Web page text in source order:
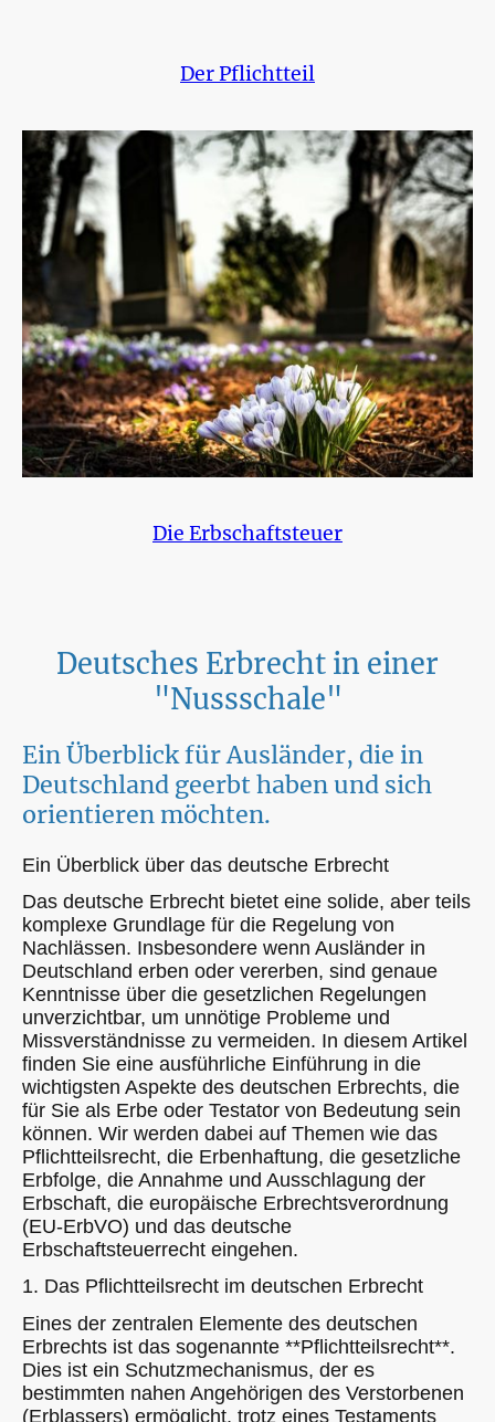
Der Pflichtteil
Die Erbschaftsteuer
Deutsches Erbrecht in einer
"Nussschale"
Ein Überblick für Ausländer, die in
Deutschland geerbt haben und sich
orientieren möchten.
Ein Überblick über das deutsche Erbrecht
Das deutsche Erbrecht bietet eine solide, aber teils
komplexe Grundlage für die Regelung von
Nachlässen. Insbesondere wenn Ausländer in
Deutschland erben oder vererben, sind genaue
Kenntnisse über die gesetzlichen Regelungen
unverzichtbar, um unnötige Probleme und
Missverständnisse zu vermeiden. In diesem Artikel
finden Sie eine ausführliche Einführung in die
wichtigsten Aspekte des deutschen Erbrechts, die
für Sie als Erbe oder Testator von Bedeutung sein
können. Wir werden dabei auf Themen wie das
Pflichtteilsrecht, die Erbenhaftung, die gesetzliche
Erbfolge, die Annahme und Ausschlagung der
Erbschaft, die europäische Erbrechtsverordnung
(EU-ErbVO) und das deutsche
Erbschaftsteuerrecht eingehen.
1. Das Pflichtteilsrecht im deutschen Erbrecht
Eines der zentralen Elemente des deutschen
Erbrechts ist das sogenannte **Pflichtteilsrecht**.
Dies ist ein Schutzmechanismus, der es
bestimmten nahen Angehörigen des Verstorbenen
(Erblassers) ermöglicht, trotz eines Testaments